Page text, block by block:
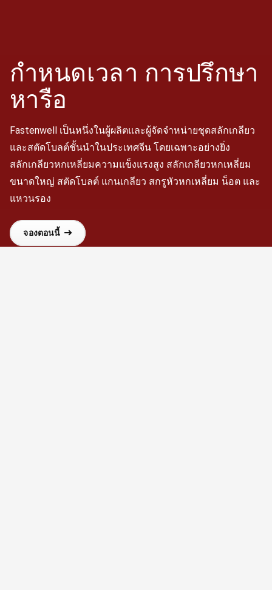
กำหนดเวลา การปรึกษา
หารือ
Fastenwell เป็นหนึ่งในผู้ผลิตและผู้จัดจำหน่ายชุดสลักเกลียว
และสตัดโบลต์ชั้นนำในประเทศจีน โดยเฉพาะอย่างยิ่ง
สลักเกลียวหกเหลี่ยมความแข็งแรงสูง สลักเกลียวหกเหลี่ยม
ขนาดใหญ่ สตัดโบลต์ แกนเกลียว สกรูหัวหกเหลี่ยม น็อต และ
แหวนรอง
จองตอนนี้